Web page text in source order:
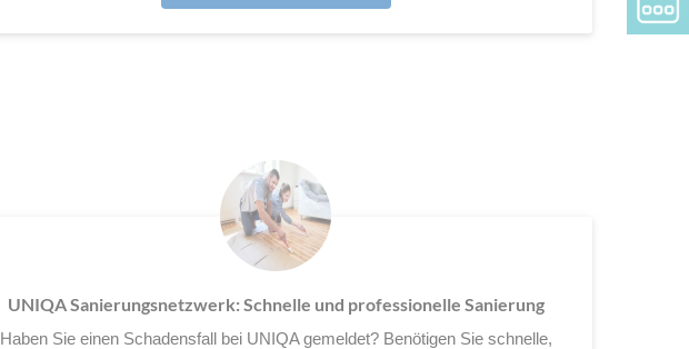
UNIQA Sanierungsnetzwerk: Schnelle und professionelle Sanierung
Haben Sie einen Schadensfall bei UNIQA gemeldet? Benötigen Sie schnelle,